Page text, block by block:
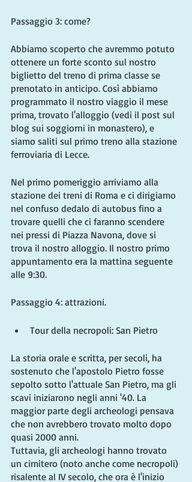
Passaggio 3: come?
Abbiamo scoperto che avremmo potuto
ottenere un forte sconto sul nostro
biglietto del treno di prima classe se
prenotato in anticipo. Così abbiamo
programmato il nostro viaggio il mese
prima, trovato l'alloggio (vedi il post sul
blog sui soggiorni in monastero), e
siamo saliti sul primo treno alla stazione
ferroviaria di Lecce.
Nel primo pomeriggio arriviamo alla
stazione dei treni di Roma e ci dirigiamo
nel confuso dedalo di autobus fino a
trovare quelli che ci faranno scendere
nei pressi di Piazza Navona, dove si
trova il nostro alloggio. Il nostro primo
appuntamento era la mattina seguente
alle 9:30.
Passaggio 4: attrazioni.
Tour della necropoli: San Pietro
La storia orale e scritta, per secoli, ha
sostenuto che l'apostolo Pietro fosse
sepolto sotto l'attuale San Pietro, ma gli
scavi iniziarono negli anni '40. La
maggior parte degli archeologi pensava
che non avrebbero trovato molto dopo
quasi 2000 anni.
Tuttavia, gli archeologi hanno trovato
un cimitero (noto anche come necropoli)
risalente al IV secolo, che ora è l'inizio